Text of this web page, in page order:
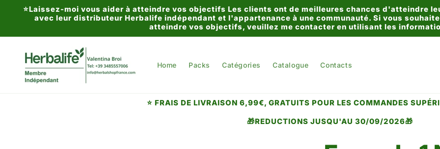
passer
⭐Laissez-moi vous aider à atteindre vos objectifs Les clients ont de meilleures chances d'atteindre
avec leur distributeur Herbalife indépendant et l'appartenance à une communauté. Si vous
atteindre vos objectifs, veuillez me contacter en utilisant les
Home Packs Catégories Catalogue Contacts
⭐ FRAIS DE LIVRAISON 6,99€, GRATUITS POUR LES COMMANDES
🎁REDUCTIONS JUSQU'AU 30/09/2026🎁